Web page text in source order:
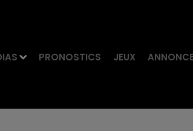
PRONOSTICS JEUX